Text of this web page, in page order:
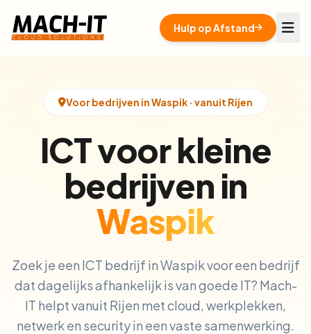
Hulp op Afstand
Voor bedrijven in Waspik · vanuit Rijen
ICT voor kleine
bedrijven in
Waspik
Zoek je een ICT bedrijf in Waspik voor een bedrijf
dat dagelijks afhankelijk is van goede IT? Mach-
IT helpt vanuit Rijen met cloud, werkplekken,
netwerk en security in een vaste samenwerking.